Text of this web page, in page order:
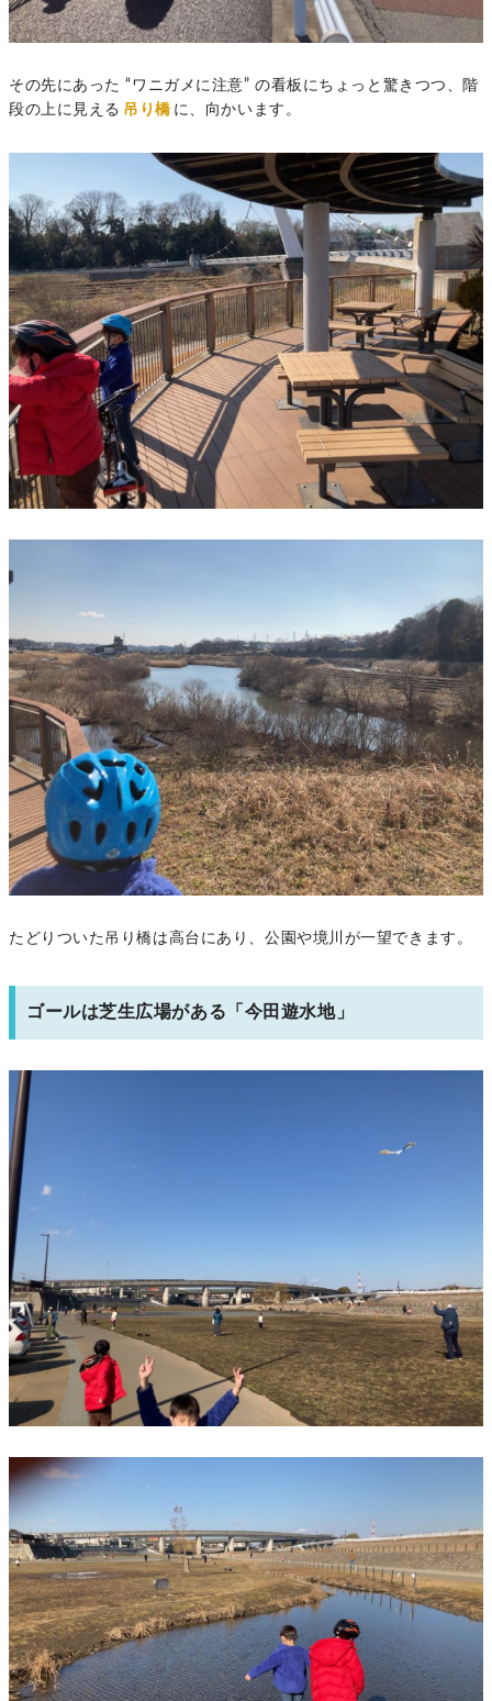
その先にあった “ワニガメに注意” の看板にちょっと驚きつつ、階
段の上に見える 吊り橋 に、向かいます。
たどりついた吊り橋は高台にあり、公園や境川が一望できます。
ゴールは芝生広場がある「今田遊水地」